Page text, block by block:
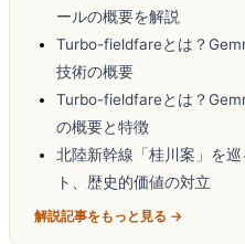
ールの概要を解説
Turbo-fieldfareとは？
技術の概要
Turbo-fieldfareとは？
の概要と特徴
北陸新幹線「桂川案」を
ト、歴史的価値の対立
解説記事をもっと見る →